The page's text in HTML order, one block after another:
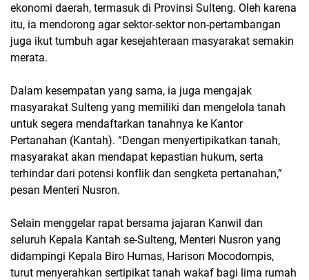
ekonomi daerah, termasuk di Provinsi Sulteng. Oleh karena
itu, ia mendorong agar sektor-sektor non-pertambangan
juga ikut tumbuh agar kesejahteraan masyarakat semakin
merata.
Dalam kesempatan yang sama, ia juga mengajak
masyarakat Sulteng yang memiliki dan mengelola tanah
untuk segera mendaftarkan tanahnya ke Kantor
Pertanahan (Kantah). “Dengan menyertipikatkan tanah,
masyarakat akan mendapat kepastian hukum, serta
terhindar dari potensi konflik dan sengketa pertanahan,”
pesan Menteri Nusron.
Selain menggelar rapat bersama jajaran Kanwil dan
seluruh Kepala Kantah se-Sulteng, Menteri Nusron yang
didampingi Kepala Biro Humas, Harison Mocodompis,
turut menyerahkan sertipikat tanah wakaf bagi lima rumah